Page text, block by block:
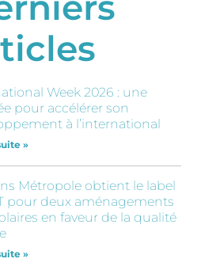
Week 2026 : une
pour accélérer son
à l’international
»
Métropole obtient le label
pour deux aménagements
en faveur de la qualité
»